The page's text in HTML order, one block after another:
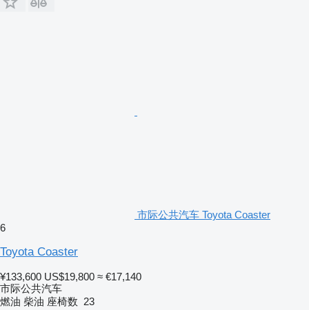
市际公共汽车 Toyota Coaster
6
Toyota Coaster
¥133,600 US$19,800 ≈ €17,140
市际公共汽车
燃油 柴油 座椅数 23